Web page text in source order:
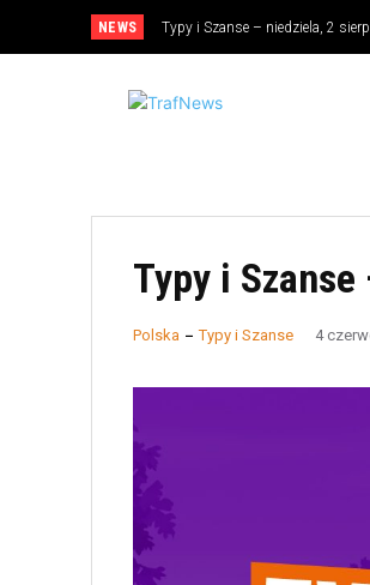
NEWS Typy i Szanse – niedziela, 2
Typy i Szanse
Polska Typy i Szanse 4